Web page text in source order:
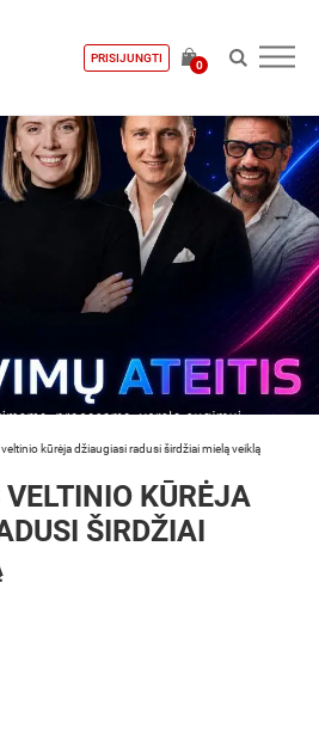
PRISIJUNGTI
0
kūrėja džiaugiasi radusi širdžiai mielą veiklą
KŪRĖJA
ŠIRDŽIAI